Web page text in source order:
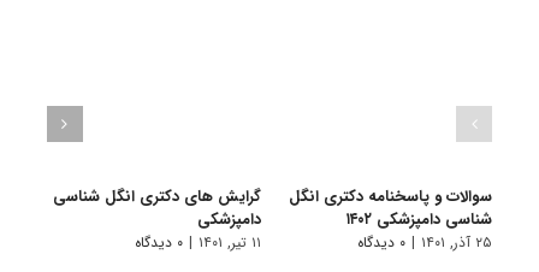
سوالات و پاسخنامه دکتری انگل
شناسی دامپزشکی ۱۴۰۲
۲۵ آذر, ۱۴۰۱ | ۰ دیدگاه
گرایش های دکتری انگل شناسی
دامپزشکی
۱۱ تیر, ۱۴۰۱ | ۰ دیدگاه